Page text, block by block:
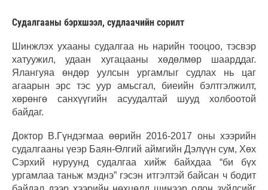
Судалгааны бэрхшээл, судлаачийн сорилт
Шинжлэх ухааны судалгаа нь нарийн тооцоо, тэсвэр
хатуужил, удаан хугацааны хөдөлмөр шаарддаг.
Ялангуяа өндөр уулсын ургамлыг судлах нь цаг
агаарын эрс тэс уур амьсгал, биеийн бэлтгэлжилт,
хөрөнгө санхүүгийн асуудалтай шууд холбоотой
байдаг.
Доктор В.Гүндэгмаа өөрийн 2016-2017 оны хээрийн
судалгааны үеэр Баян-Өлгий аймгийн Дэлүүн сум, Хөх
Сэрхий нуруунд судалгаа хийж байхдаа “би бүх
ургамлаа таньж мэднэ” гэсэн итгэлтэй байсан ч бодит